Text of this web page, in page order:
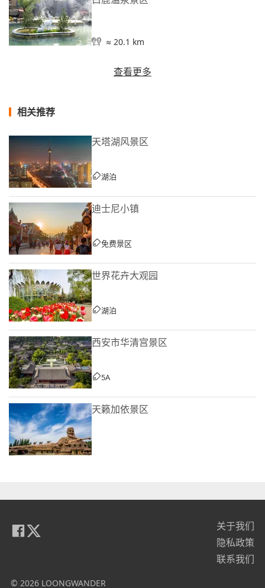
≈ 20.1 km
查看更多
相关推荐
天塔湖风景区
湖泊
迪士尼小镇
免费景区
世界花卉大观园
湖泊
西安市华清宫景区
5A
天籁加依景区
关于我们
隐私政策
联系我们
© 2026 LOONGWANDER